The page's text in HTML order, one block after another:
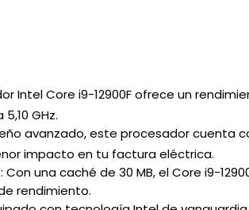
Intel Core i9-12900F ofrece un
GHz.
avanzado, este procesador cuenta
impacto en tu factura eléctrica.
una caché de 30 MB, el Core i9-
rendimiento.